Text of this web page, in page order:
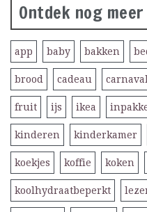
Ontdek nog meer
app baby bakken
brood cadeau carnaval
fruit ijs ikea
kinderen kinderkamer
koekjes koffie koken
koolhydraatbeperkt